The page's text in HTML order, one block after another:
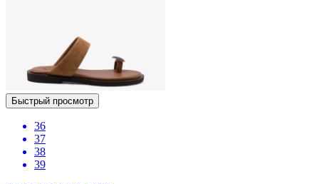
Быстрый просмотр
36
37
38
39